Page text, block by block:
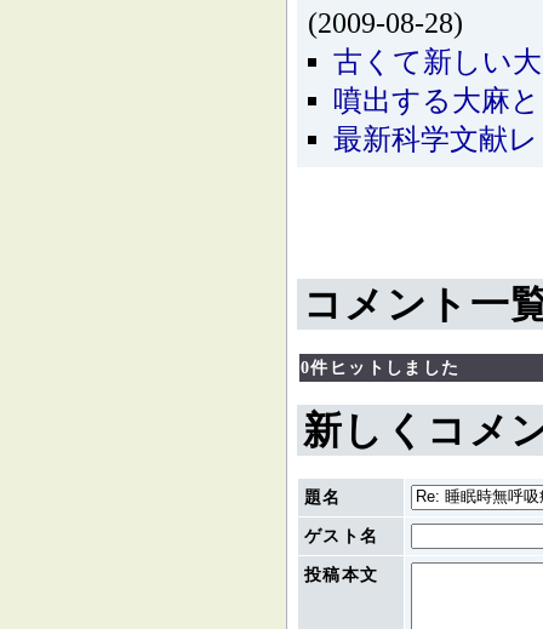
(2009-08-28)
古くて新しい
噴出する大麻
最新科学文献
コメント一
0件ヒットしました
新しくコメ
題名
ゲスト名
投稿本文